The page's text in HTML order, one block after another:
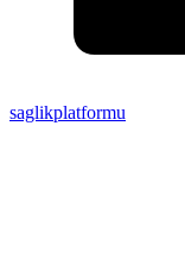
saglikplatformu